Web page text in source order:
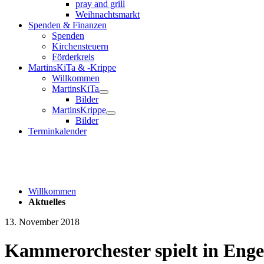
pray and grill
Weihnachtsmarkt
Spenden & Finanzen
Spenden
Kirchensteuern
Förderkreis
MartinsKiTa & -Krippe
Willkommen
MartinsKiTa
Bilder
MartinsKrippe
Bilder
Terminkalender
Willkommen
Aktuelles
13. November 2018
Kammerorchester spielt in